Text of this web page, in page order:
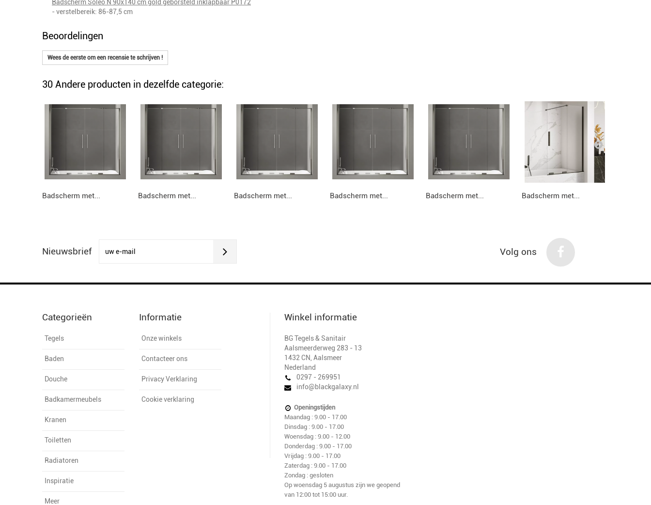
Badscherm Soleo N 90x140 cm gold geborsteld inklapbaar P0172
- verstelbereik: 86-87,5 cm
Beoordelingen
Wees de eerste om een recensie te schrijven !
30 Andere producten in dezelfde categorie:
Badscherm met... Badscherm met... Badscherm met... Badscherm met... Badscherm met... Badscherm met...
Nieuwsbrief Volg ons
Categorieën
Tegels
Baden
Douche
Badkamermeubels
Kranen
Toiletten
Radiatoren
Inspiratie
Meer
Informatie
Onze winkels
Contacteer ons
Privacy Verklaring
Cookie verklaring
Winkel informatie
BG Tegels & Sanitair
Aalsmeerderweg 283 - 13
1432 CN Aalsmeer
Nederland
0297 - 269951
info@blackgalaxy.nl
Openingstijden
Maandag : 9.00 - 17.00
Dinsdag : 9.00 - 17.00
Woensdag : 9.00 - 12.00
Donderdag : 9.00 - 17.00
Vrijdag : 9.00 - 17.00
Zaterdag : 9.00 - 17.00
Zondag : gesloten
Op woensdag 5 augustus zijn we geopend
van 12:00 tot 15:00 uur.